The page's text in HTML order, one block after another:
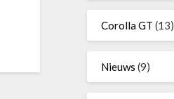
Corolla GT (13)
Nieuws (9)